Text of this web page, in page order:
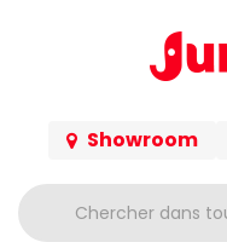
Showroom